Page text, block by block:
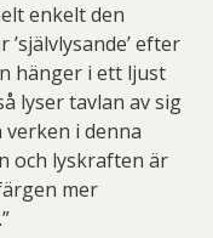
enkelt den
efter
hänger i ett ljust
lyser tavlan av sig
i denna
och lyskraften är
mer